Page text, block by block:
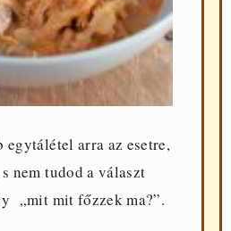
arra az esetre,
nem tudod a választ
„mit mit főzzek ma?”.